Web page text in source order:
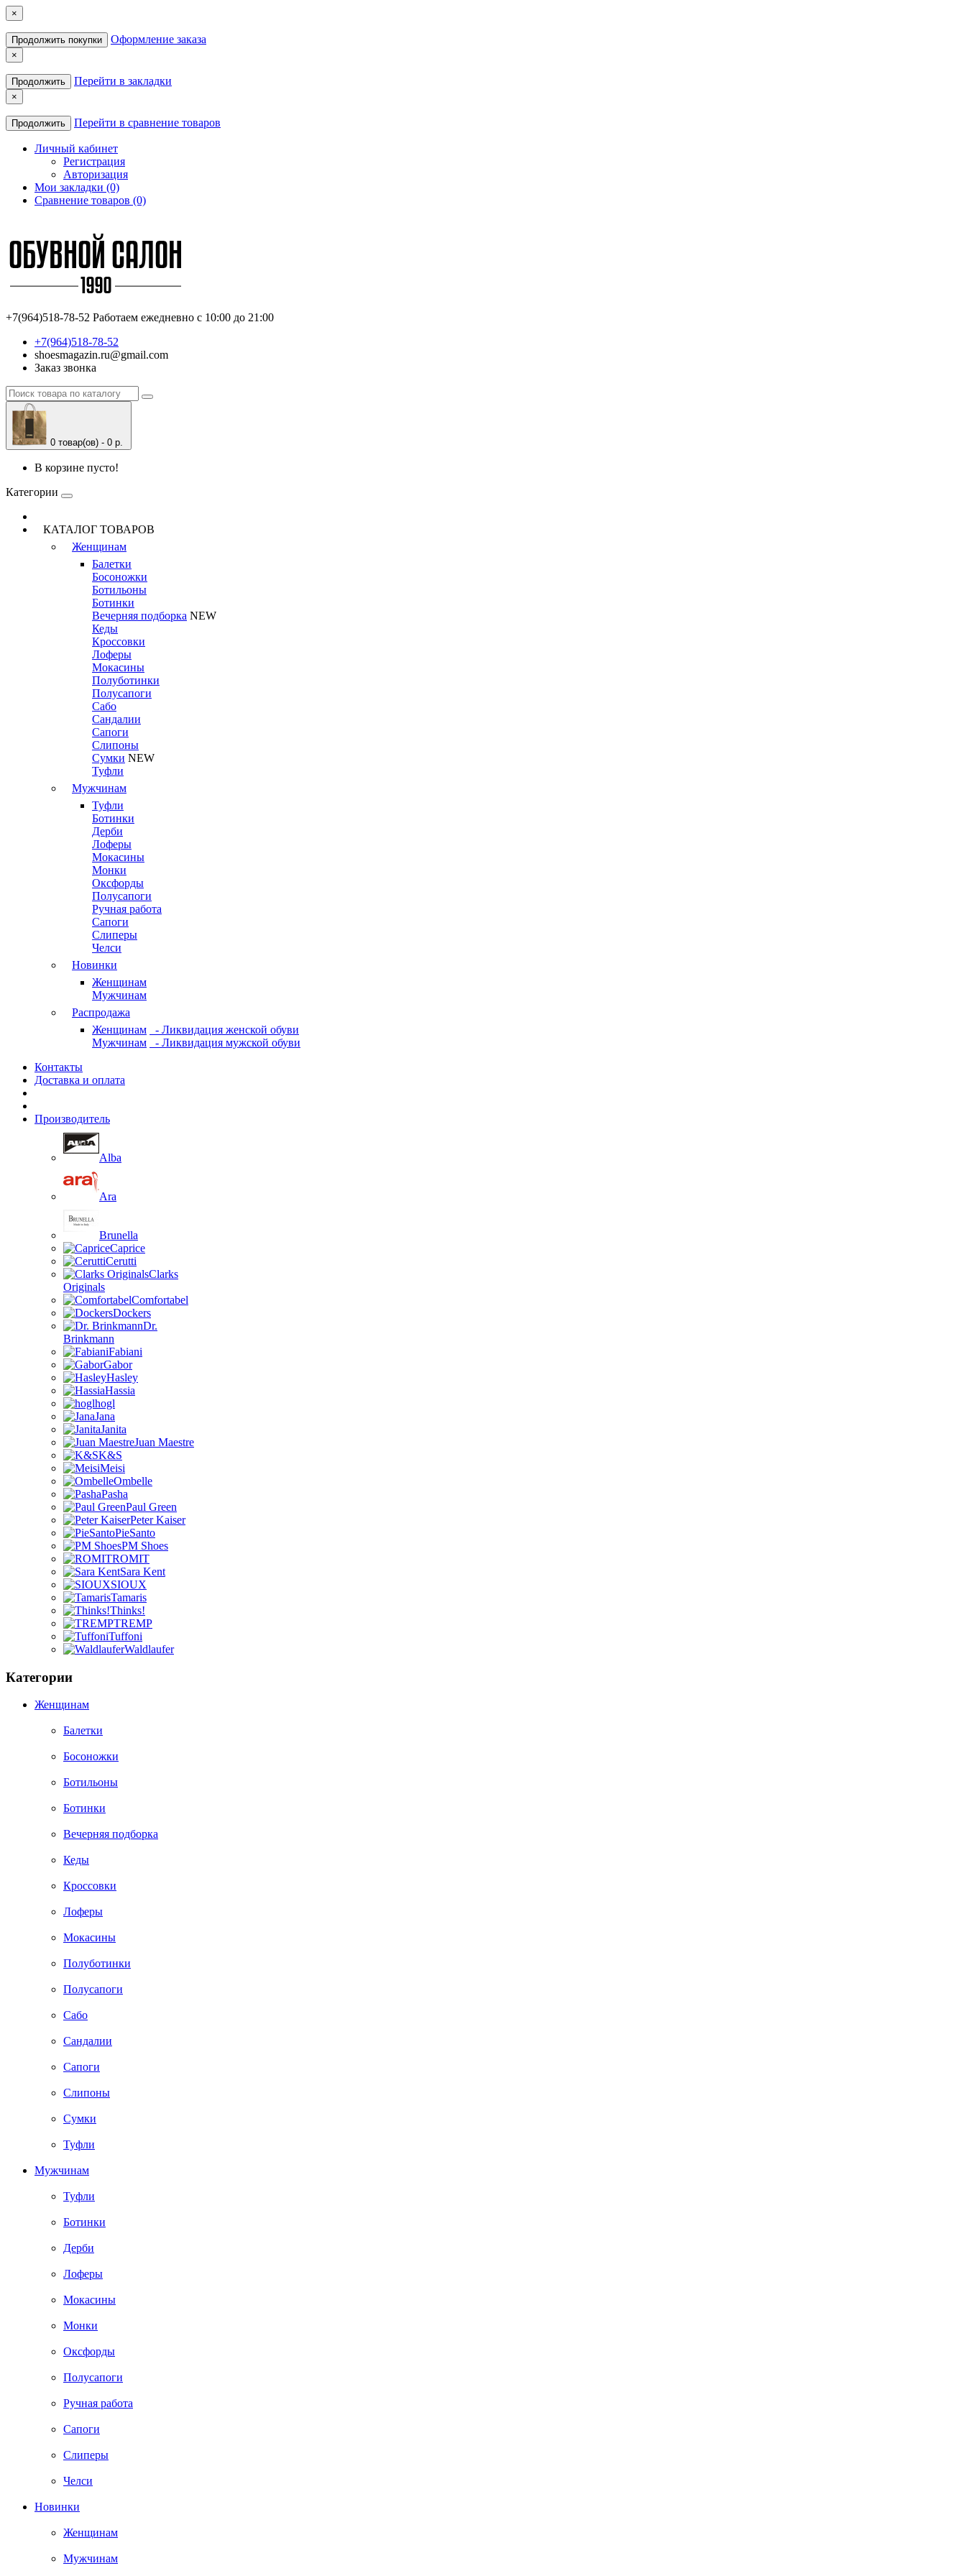
×
Продолжить покупки Оформление заказа
×
Продолжить Перейти в закладки
×
Продолжить Перейти в сравнение товаров
Личный кабинет
Регистрация
Авторизация
Мои закладки (0)
Сравнение товаров (0)
+7(964)518-78-52 Работаем ежедневно с 10:00 до 21:00
+7(964)518-78-52
shoesmagazin.ru@gmail.com
Заказ звонка
0 товар(ов) - 0 р.
В корзине пусто!
Категории
КАТАЛОГ ТОВАРОВ
Женщинам
Балетки
Босоножки
Ботильоны
Ботинки
Вечерняя подборка NEW
Кеды
Кроссовки
Лоферы
Мокасины
Полуботинки
Полусапоги
Сабо
Сандалии
Сапоги
Слипоны
Сумки NEW
Туфли
Мужчинам
Туфли
Ботинки
Дерби
Лоферы
Мокасины
Монки
Оксфорды
Полусапоги
Ручная работа
Сапоги
Слиперы
Челси
Новинки
Женщинам
Мужчинам
Распродажа
Женщинам
- Ликвидация женской обуви
Мужчинам
- Ликвидация мужской обуви
Контакты
Доставка и оплата
Производитель
Alba
Ara
Brunella
Caprice
Cerutti
Clarks
Originals
Comfortabel
Dockers
Dr.
Brinkmann
Fabiani
Gabor
Hasley
Hassia
hogl
Jana
Janita
Juan Maestre
K&S
Meisi
Ombelle
Pasha
Paul Green
Peter Kaiser
PieSanto
PM Shoes
ROMIT
Sara Kent
SIOUX
Tamaris
Thinks!
TREMP
Tuffoni
Waldlaufer
Категории
Женщинам
Балетки
Босоножки
Ботильоны
Ботинки
Вечерняя подборка
Кеды
Кроссовки
Лоферы
Мокасины
Полуботинки
Полусапоги
Сабо
Сандалии
Сапоги
Слипоны
Сумки
Туфли
Мужчинам
Туфли
Ботинки
Дерби
Лоферы
Мокасины
Монки
Оксфорды
Полусапоги
Ручная работа
Сапоги
Слиперы
Челси
Новинки
Женщинам
Мужчинам